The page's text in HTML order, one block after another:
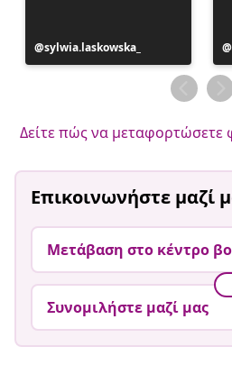
Η
ανάρτηση
sylwia.laskowska_
Δείτε πώς να μεταφορτώσετε
Επικοινωνήστε μαζί
Μετάβαση στο κέντρο
Συνομιλήστε μαζί μας